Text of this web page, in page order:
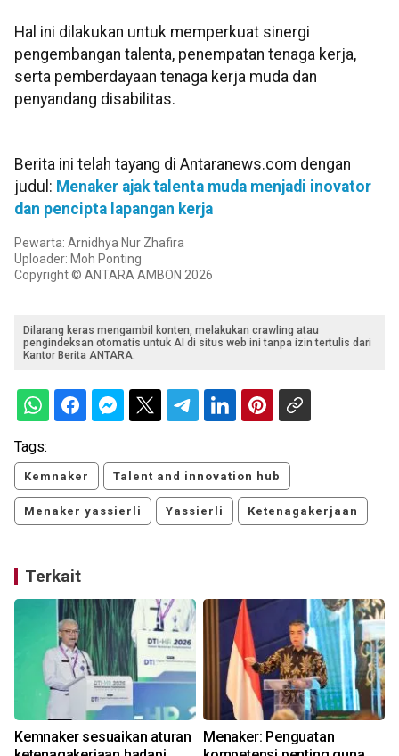
Hal ini dilakukan untuk memperkuat sinergi
pengembangan talenta, penempatan tenaga kerja,
serta pemberdayaan tenaga kerja muda dan
penyandang disabilitas.
Berita ini telah tayang di Antaranews.com dengan
judul: Menaker ajak talenta muda menjadi inovator
dan pencipta lapangan kerja
Pewarta: Arnidhya Nur Zhafira
Uploader: Moh Ponting
Copyright © ANTARA AMBON 2026
Dilarang keras mengambil konten, melakukan crawling atau
pengindeksan otomatis untuk AI di situs web ini tanpa izin tertulis dari
Kantor Berita ANTARA.
Tags:
Kemnaker Talent and innovation hub
Menaker yassierli Yassierli Ketenagakerjaan
Terkait
Kemnaker sesuaikan aturan
Menaker: Penguatan